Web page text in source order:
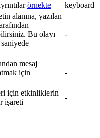
örnekte keyboard
alanına, yazılan
Bu olayı
-
mesaj
için
-
için etkinliklerin
işareti
-